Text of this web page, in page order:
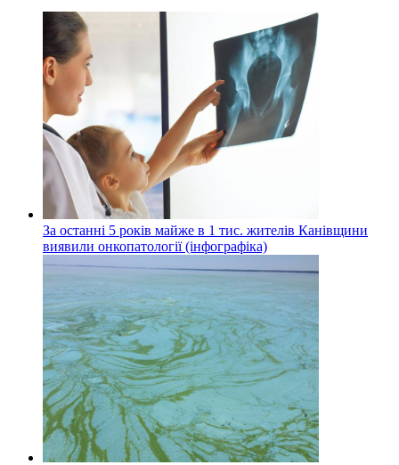
За останні 5 років майже в 1 тис. жителів Канівщини
виявили онкопатології (інфографіка)